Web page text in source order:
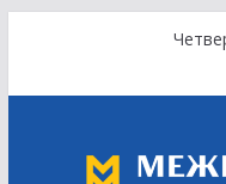
вмісту